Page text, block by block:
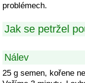
problémech.
Jak se petržel
Nálev
25 g semen, kořene